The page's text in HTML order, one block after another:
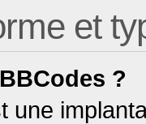
et
?
une